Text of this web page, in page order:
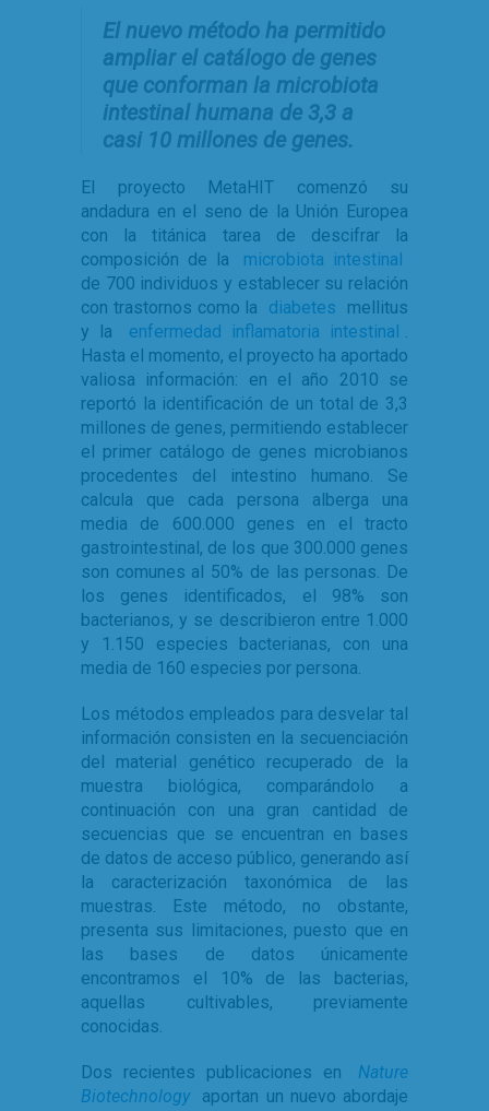
El nuevo método ha permitido
ampliar el catálogo de genes
que conforman la microbiota
intestinal humana de 3,3 a
casi 10 millones de genes.
El proyecto MetaHIT comenzó su
andadura en el seno de la Unión Europea
con la titánica tarea de descifrar la
composición de la
microbiota intestinal
de 700 individuos y establecer su relación
con trastornos como la
diabetes
mellitus
y la
enfermedad inflamatoria intestinal .
Hasta el momento, el proyecto ha aportado
valiosa información: en el año 2010 se
reportó la identificación de un total de 3,3
millones de genes, permitiendo establecer
el primer catálogo de genes microbianos
procedentes del intestino humano. Se
calcula que cada persona alberga una
media de 600.000 genes en el tracto
gastrointestinal, de los que 300.000 genes
son comunes al 50% de las personas. De
los genes identificados, el 98% son
bacterianos, y se describieron entre 1.000
y 1.150 especies bacterianas, con una
media de 160 especies por persona.
Los métodos empleados para desvelar tal
información consisten en la secuenciación
del material genético recuperado de la
muestra biológica, comparándolo a
continuación con una gran cantidad de
secuencias que se encuentran en bases
de datos de acceso público, generando así
la caracterización taxonómica de las
muestras. Este método, no obstante,
presenta sus limitaciones, puesto que en
las bases de datos únicamente
encontramos el 10% de las bacterias,
aquellas cultivables, previamente
conocidas.
Dos recientes publicaciones en
Nature
Biotechnology
aportan un nuevo abordaje